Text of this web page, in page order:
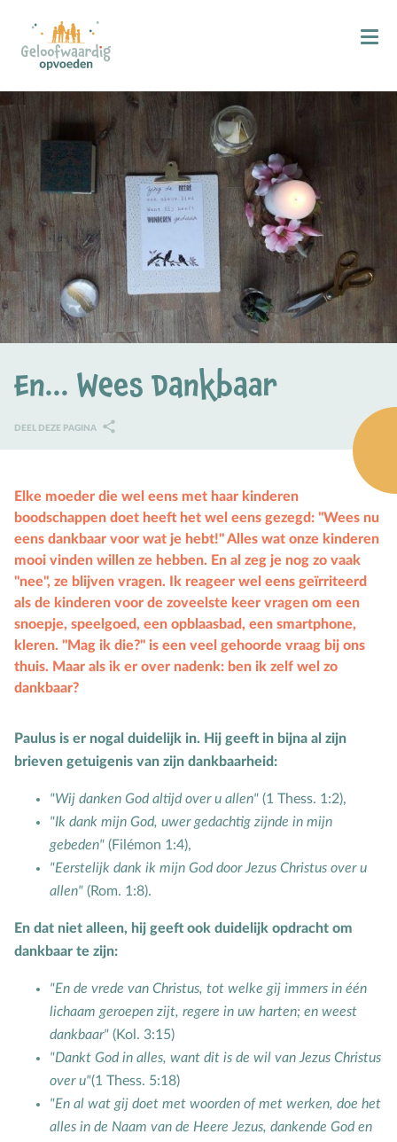
Kind & Geloof
Bidden
Zingen
Kind in de kerk
Doop
Gezinsmomenten
Hemelvaart & Pinksteren
Kind & Ontwikkeling
Ontwikkelingsfasen
Karaktervorming
Verschillend begaafd
Seksuele vorming
Mediaopvoeding
Kind & Ouder
Samen in gesprek
Speciaal voor moeders
Rouw en verdriet
Toerusting & Advies
Toerusting op locatie
Online cursussen
Alle onderwerpen
Andersbegaafd
Baby
Biddag
En... Wees Dankbaar
DEEL DEZE PAGINA
Elke moeder die wel eens met haar kinderen
boodschappen doet heeft het wel eens gezegd: "Wees nu
eens dankbaar voor wat je hebt!" Alles wat onze kinderen
mooi vinden willen ze hebben. En al zeg je nog zo vaak
"nee", ze blijven vragen. Ik reageer wel eens geïrriteerd
als de kinderen voor de zoveelste keer vragen om een
snoepje, speelgoed, een opblaasbad, een smartphone,
kleren. "Mag ik die?" is een veel gehoorde vraag bij ons
thuis. Maar als ik er over nadenk: ben ik zelf wel zo
dankbaar?
Paulus is er nogal duidelijk in. Hij geeft in bijna al zijn
brieven getuigenis van zijn dankbaarheid:
"Wij danken God altijd over u allen" (1 Thess. 1:2),
"Ik dank mijn God, uwer gedachtig zijnde in mijn
gebeden" (Filémon 1:4),
"Eerstelijk dank ik mijn God door Jezus Christus over u
allen" (Rom. 1:8).
En dat niet alleen, hij geeft ook duidelijk opdracht om
dankbaar te zijn:
"En de vrede van Christus, tot welke gij immers in één
lichaam geroepen zijt, regere in uw harten; en weest
dankbaar" (Kol. 3:15)
"Dankt God in alles, want dit is de wil van Jezus Christus
over u"(1 Thess. 5:18)
"En al wat gij doet met woorden of met werken, doe het
alles in de Naam van de Heere Jezus, dankende God en